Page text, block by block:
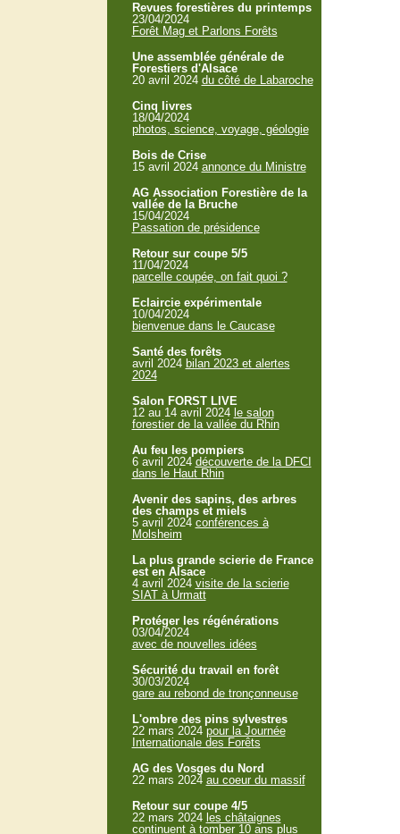
Revues forestières du printemps
23/04/2024
Forêt Mag et Parlons Forêts
Une assemblée générale de
Forestiers d'Alsace
20 avril 2024 du côté de Labaroche
Cinq livres
18/04/2024
photos, science, voyage, géologie
Bois de Crise
15 avril 2024 annonce du Ministre
AG Association Forestière de la
vallée de la Bruche
15/04/2024
Passation de présidence
Retour sur coupe 5/5
11/04/2024
parcelle coupée, on fait quoi ?
Eclaircie expérimentale
10/04/2024
bienvenue dans le Caucase
Santé des forêts
avril 2024 bilan 2023 et alertes
2024
Salon FORST LIVE
12 au 14 avril 2024 le salon
forestier de la vallée du Rhin
Au feu les pompiers
6 avril 2024 découverte de la DFCI
dans le Haut Rhin
Avenir des sapins, des arbres
des champs et miels
5 avril 2024 conférences à
Molsheim
La plus grande scierie de France
est en Alsace
4 avril 2024 visite de la scierie
SIAT à Urmatt
Protéger les régénérations
03/04/2024
avec de nouvelles idées
Sécurité du travail en forêt
30/03/2024
gare au rebond de tronçonneuse
L'ombre des pins sylvestres
22 mars 2024 pour la Journée
Internationale des Forêts
AG des Vosges du Nord
22 mars 2024 au coeur du massif
Retour sur coupe 4/5
22 mars 2024 les châtaignes
continuent à tomber 10 ans plus